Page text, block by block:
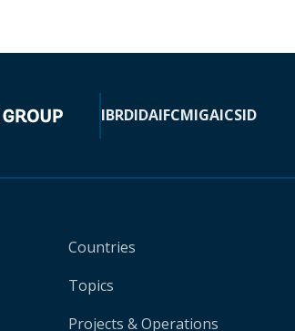
IBRDIDAIFCMIGAICSID
Countries
Topics
Projects & Operations